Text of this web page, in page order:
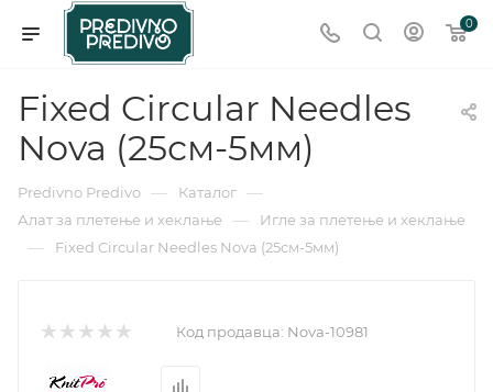
0
Fixed Circular Needles
Nova (25см-5мм)
Predivno Predivo — Каталог —
Алат за плетење и хеклање — Игле за плетење и хеклање
— Fixed Circular Needles Nova (25см-5мм)
Код продавца: Nova-10981